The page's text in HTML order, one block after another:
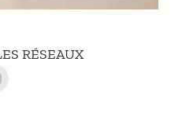
RÉSEAUX